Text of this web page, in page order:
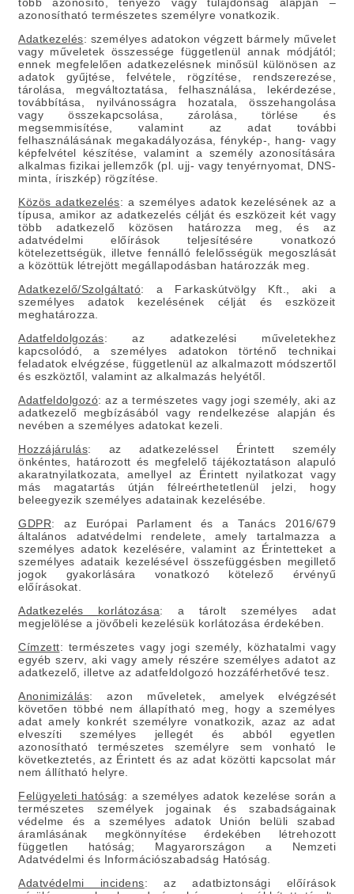
több azonosító, tényező vagy tulajdonság alapján –
azonosítható természetes személyre vonatkozik.
Adatkezelés: személyes adatokon végzett bármely művelet
vagy műveletek összessége függetlenül annak módjától;
ennek megfelelően adatkezelésnek minősül különösen az
adatok gyűjtése, felvétele, rögzítése, rendszerezése,
tárolása, megváltoztatása, felhasználása, lekérdezése,
továbbítása, nyilvánosságra hozatala, összehangolása
vagy összekapcsolása, zárolása, törlése és
megsemmisítése, valamint az adat további
felhasználásának megakadályozása, fénykép-, hang- vagy
képfelvétel készítése, valamint a személy azonosítására
alkalmas fizikai jellemzők (pl. ujj- vagy tenyérnyomat, DNS-
minta, íriszkép) rögzítése.
Közös adatkezelés: a személyes adatok kezelésének az a
típusa, amikor az adatkezelés célját és eszközeit két vagy
több adatkezelő közösen határozza meg, és az
adatvédelmi előírások teljesítésére vonatkozó
kötelezettségük, illetve fennálló felelősségük megoszlását
a közöttük létrejött megállapodásban határozzák meg.
Adatkezelő/Szolgáltató: a Farkaskútvölgy Kft., aki a
személyes adatok kezelésének célját és eszközeit
meghatározza.
Adatfeldolgozás: az adatkezelési műveletekhez
kapcsolódó, a személyes adatokon történő technikai
feladatok elvégzése, függetlenül az alkalmazott módszertől
és eszköztől, valamint az alkalmazás helyétől.
Adatfeldolgozó: az a természetes vagy jogi személy, aki az
adatkezelő megbízásából vagy rendelkezése alapján és
nevében a személyes adatokat kezeli.
Hozzájárulás: az adatkezeléssel Érintett személy
önkéntes, határozott és megfelelő tájékoztatáson alapuló
akaratnyilatkozata, amellyel az Érintett nyilatkozat vagy
más magatartás útján félreérthetetlenül jelzi, hogy
beleegyezik személyes adatainak kezelésébe.
GDPR: az Európai Parlament és a Tanács 2016/679
általános adatvédelmi rendelete, amely tartalmazza a
személyes adatok kezelésére, valamint az Érintetteket a
személyes adataik kezelésével összefüggésben megillető
jogok gyakorlására vonatkozó kötelező érvényű
előírásokat.
Adatkezelés korlátozása:
a tárolt személyes adat
megjelölése a jövőbeli kezelésük korlátozása érdekében.
Címzett: természetes vagy jogi személy, közhatalmi vagy
egyéb szerv, aki vagy amely részére személyes adatot az
adatkezelő, illetve az adatfeldolgozó hozzáférhetővé tesz.
Anonimizálás: azon műveletek, amelyek elvégzését
követően többé nem állapítható meg, hogy a személyes
adat amely konkrét személyre vonatkozik, azaz az adat
elveszíti személyes jellegét és abból egyetlen
azonosítható természetes személyre sem vonható le
következtetés, az Érintett és az adat közötti kapcsolat már
nem állítható helyre.
Felügyeleti hatóság: a személyes adatok kezelése során a
természetes személyek jogainak és szabadságainak
védelme és a személyes adatok Unión belüli szabad
áramlásának megkönnyítése érdekében létrehozott
független hatóság; Magyarországon a Nemzeti
Adatvédelmi és Információszabadság Hatóság.
Adatvédelmi incidens: az adatbiztonsági előírások